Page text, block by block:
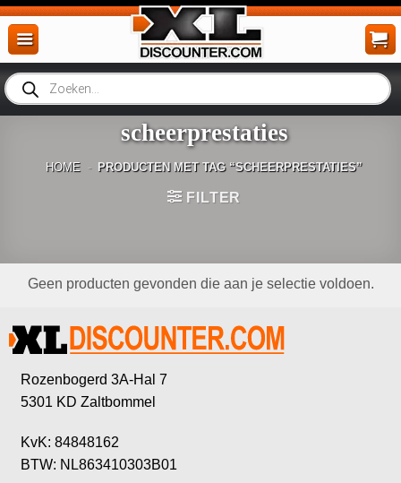
Ga
naar
inhoud
Producten
zoeken
scheerprestaties
HOME - PRODUCTEN MET TAG “SCHEERPRESTATIES”
FILTER
Geen producten gevonden die aan je selectie voldoen.
Rozenbogerd 3A-Hal 7
5301 KD Zaltbommel
KvK: 84848162
BTW: NL863410303B01